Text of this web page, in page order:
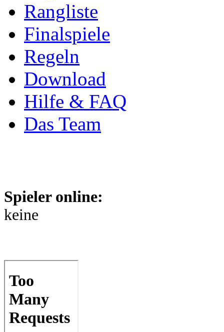
Rangliste
Finalspiele
Regeln
Download
Hilfe & FAQ
Das Team
Spieler online:
keine